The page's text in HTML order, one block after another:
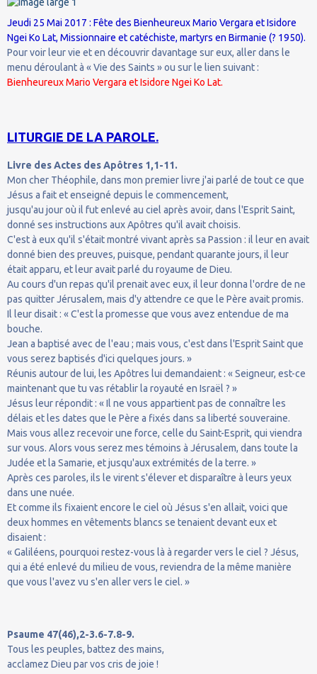
Jeudi 25 Mai 2017 : Fête des Bienheureux Mario Vergara et Isidore
Ngei Ko Lat, Missionnaire et catéchiste, martyrs en Birmanie (? 1950).
Pour voir leur vie et en découvrir davantage sur eux, aller dans le
menu déroulant à « Vie des Saints » ou sur le lien suivant :
Bienheureux Mario Vergara et Isidore Ngei Ko Lat.
LITURGIE DE LA PAROLE.
Livre des Actes des Apôtres 1,1-11.
Mon cher Théophile, dans mon premier livre j'ai parlé de tout ce que
Jésus a fait et enseigné depuis le commencement,
jusqu'au jour où il fut enlevé au ciel après avoir, dans l'Esprit Saint,
donné ses instructions aux Apôtres qu'il avait choisis.
C'est à eux qu'il s'était montré vivant après sa Passion : il leur en avait
donné bien des preuves, puisque, pendant quarante jours, il leur
était apparu, et leur avait parlé du royaume de Dieu.
Au cours d'un repas qu'il prenait avec eux, il leur donna l'ordre de ne
pas quitter Jérusalem, mais d'y attendre ce que le Père avait promis.
Il leur disait : « C'est la promesse que vous avez entendue de ma
bouche.
Jean a baptisé avec de l'eau ; mais vous, c'est dans l'Esprit Saint que
vous serez baptisés d'ici quelques jours. »
Réunis autour de lui, les Apôtres lui demandaient : « Seigneur, est-ce
maintenant que tu vas rétablir la royauté en Israël ? »
Jésus leur répondit : « Il ne vous appartient pas de connaître les
délais et les dates que le Père a fixés dans sa liberté souveraine.
Mais vous allez recevoir une force, celle du Saint-Esprit, qui viendra
sur vous. Alors vous serez mes témoins à Jérusalem, dans toute la
Judée et la Samarie, et jusqu'aux extrémités de la terre. »
Après ces paroles, ils le virent s'élever et disparaître à leurs yeux
dans une nuée.
Et comme ils fixaient encore le ciel où Jésus s'en allait, voici que
deux hommes en vêtements blancs se tenaient devant eux et
disaient :
« Galiléens, pourquoi restez-vous là à regarder vers le ciel ? Jésus,
qui a été enlevé du milieu de vous, reviendra de la même manière
que vous l'avez vu s'en aller vers le ciel. »
Psaume 47(46),2-3.6-7.8-9.
Tous les peuples, battez des mains,
acclamez Dieu par vos cris de joie !